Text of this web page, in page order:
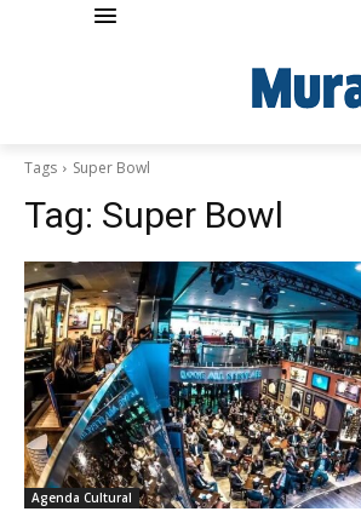
Tags Super Bowl
Tag: Super Bowl
Agenda Cultural